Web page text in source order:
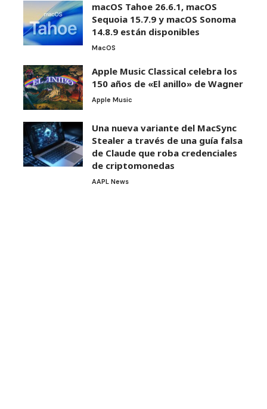
macOS Tahoe 26.6.1, macOS
Sequoia 15.7.9 y macOS Sonoma
14.8.9 están disponibles
MacOS
Apple Music Classical celebra los
150 años de «El anillo» de Wagner
Apple Music
Una nueva variante del MacSync
Stealer a través de una guía falsa
de Claude que roba credenciales
de criptomonedas
AAPL News